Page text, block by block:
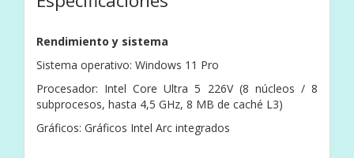
Rendimiento y sistema
Sistema operativo: Windows 11 Pro
Procesador: Intel Core Ultra 5 226V (8 núcleos / 8
subprocesos, hasta 4,5 GHz, 8 MB de caché L3)
Gráficos: Gráficos Intel Arc integrados